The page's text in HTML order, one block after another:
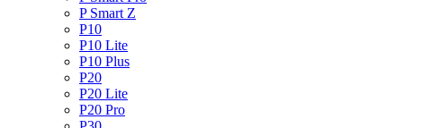
P Smart Z
P10
P10 Lite
P10 Plus
P20
P20 Lite
P20 Pro